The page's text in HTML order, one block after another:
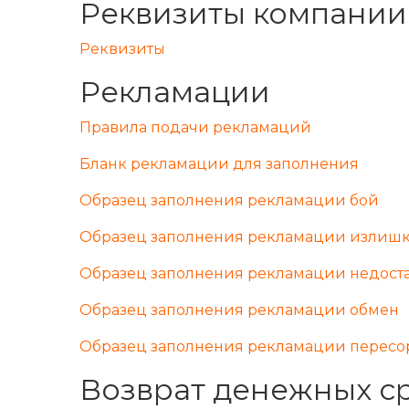
КОРИДОР
ГОСТИННАЯ
ГОСТИННАЯ, КУХНЯ, КОРИДОР,
ТЕРРАСА
ГОСТИНАЯ
ДОРОЖКИ
ВХОДНАЯ ГРУППА
ИСПАНИЯ
РОССИЯ
КУХНЯ
САН. УЗЕЛ.
ИТАЛИЯ
РОССИЯ
КУХНЯ
САН. УЗЕЛ.
ТЕРРАСА
ДОРОЖКИ
Реквизиты компании
Реквизиты
Рекламации
Правила подачи рекламаций
Бланк рекламации для заполнения
Образец заполнения рекламации бой
Образец заполнения рекламации
Образец заполнения рекламации
Образец заполнения рекламации обмен
Образец заполнения рекламации
Возврат денежных